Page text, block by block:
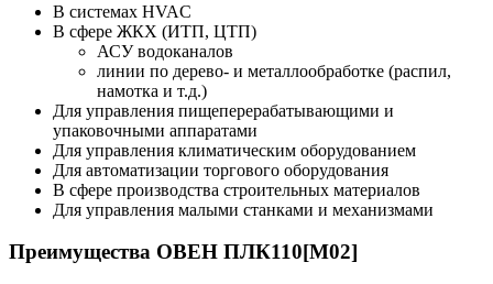
В системах HVAC
В сфере ЖКХ (ИТП, ЦТП)
АСУ водоканалов
линии по дерево- и металлообработке (распил,
намотка и т.д.)
Для управления пищеперерабатывающими и
упаковочными аппаратами
Для управления климатическим оборудованием
Для автоматизации торгового оборудования
В сфере производства строительных материалов
Для управления малыми станками и механизмами
Преимущества ОВЕН ПЛК110[М02]